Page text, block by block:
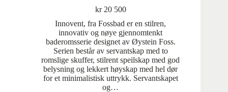
kr20 500
Innovent, fra Fossbad er en stilren,
innovativ og nøye gjennomtenkt
baderomsserie designet av Øystein Foss.
Serien består av servantskap med to
romslige skuffer, stilrent speilskap med god
belysning og lekkert høyskap med hel dør
for et minimalistisk uttrykk. Servantskapet
og…